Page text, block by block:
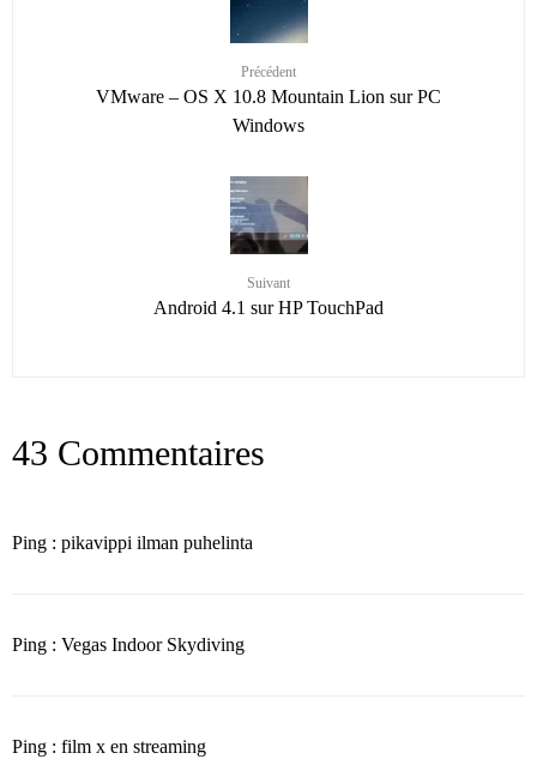
Précédent
VMware – OS X 10.8 Mountain Lion sur PC
Windows
Suivant
Android 4.1 sur HP TouchPad
43 Commentaires
Ping : pikavippi ilman puhelinta
Ping : Vegas Indoor Skydiving
Ping : film x en streaming